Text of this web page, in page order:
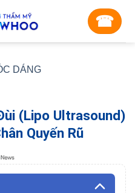
☎︎
DÁNG
(Lipo Ultrasound)
Quyến Rũ